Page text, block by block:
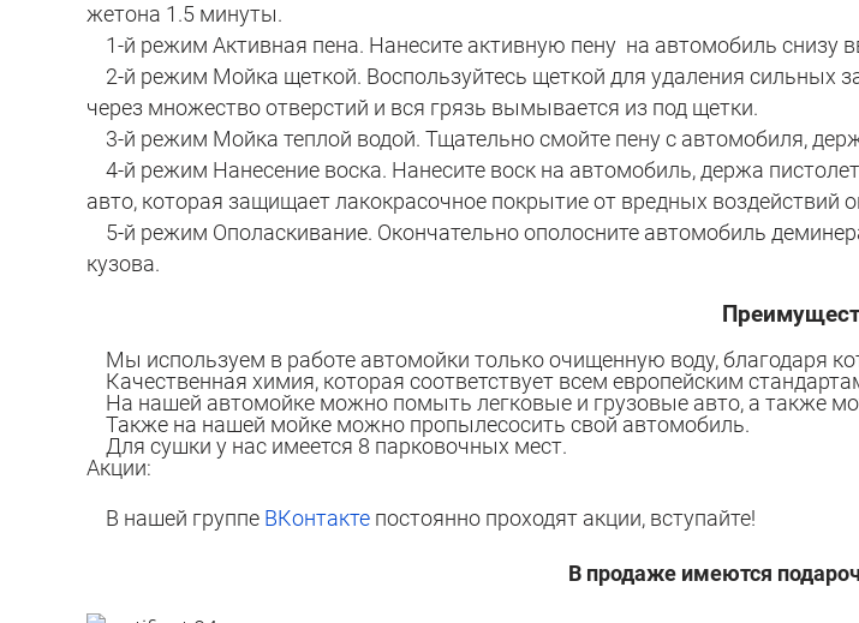
жетона 1.5 минуты.
1-й режим Активная пена. Нанесите активную пену на автомобиль снизу
2-й режим Мойка щеткой. Воспользуйтесь щеткой для удаления сильных
через множество отверстий и вся грязь вымывается из под щетки.
3-й режим Мойка теплой водой. Тщательно смойте пену с автомобиля,
4-й режим Нанесение воска. Нанесите воск на автомобиль, держа
авто, которая защищает лакокрасочное покрытие от вредных
5-й режим Ополаскивание. Окончательно ополосните автомобиль
кузова.
Мы используем в работе автомойки только очищенную воду, благодаря
Качественная химия, которая соответствует всем европейским
На нашей автомойке можно помыть легковые и грузовые авто, а также
Также на нашей мойке можно пропылесосить свой автомобиль.
Для сушки у нас имеется 8 парковочных мест.
Акции:
В нашей группе ВКонтакте постоянно проходят акции, вступайте!
В продаже имеются